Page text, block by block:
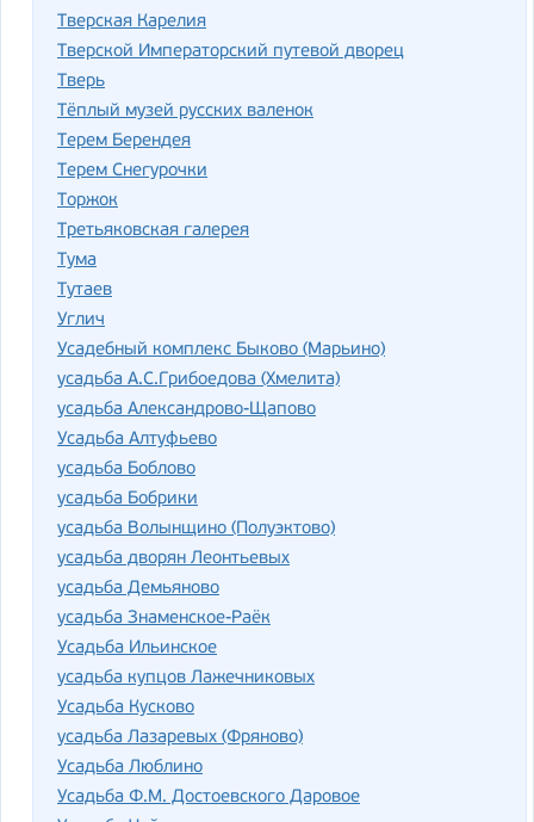
Тверская Карелия
Тверской Императорский путевой дворец
Тверь
Тёплый музей русских валенок
Терем Берендея
Терем Снегурочки
Торжок
Третьяковская галерея
Тума
Тутаев
Углич
Усадебный комплекс Быково (Марьино)
усадьба А.С.Грибоедова (Хмелита)
усадьба Александрово-Щапово
Усадьба Алтуфьево
усадьба Боблово
усадьба Бобрики
усадьба Волынщино (Полуэктово)
усадьба дворян Леонтьевых
усадьба Демьяново
усадьба Знаменское-Раёк
Усадьба Ильинское
усадьба купцов Лажечниковых
Усадьба Кусково
усадьба Лазаревых (Фряново)
Усадьба Люблино
Усадьба Ф.М. Достоевского Даровое